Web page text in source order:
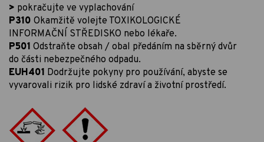
> pokračujte ve vyplachování
P310 Okamžitě volejte TOXIKOLOGICKÉ
INFORMAČNÍ STŘEDISKO nebo lékaře.
P501 Odstraňte obsah / obal předáním na sběrný dvůr
do části nebezpečného odpadu.
EUH401 Dodržujte pokyny pro používání, abyste se
vyvarovali rizik pro lidské zdraví a životní prostředí.